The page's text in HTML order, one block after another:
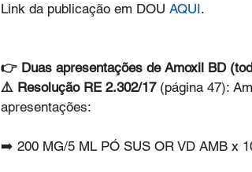
Link da publicação em DOU AQUI.
👉 Duas apresentações de Amoxil BD
⚠️ Resolução RE 2.302/17 (página 47):
apresentações:
➡️ 200 MG/5 ML PÓ SUS OR VD AMB x